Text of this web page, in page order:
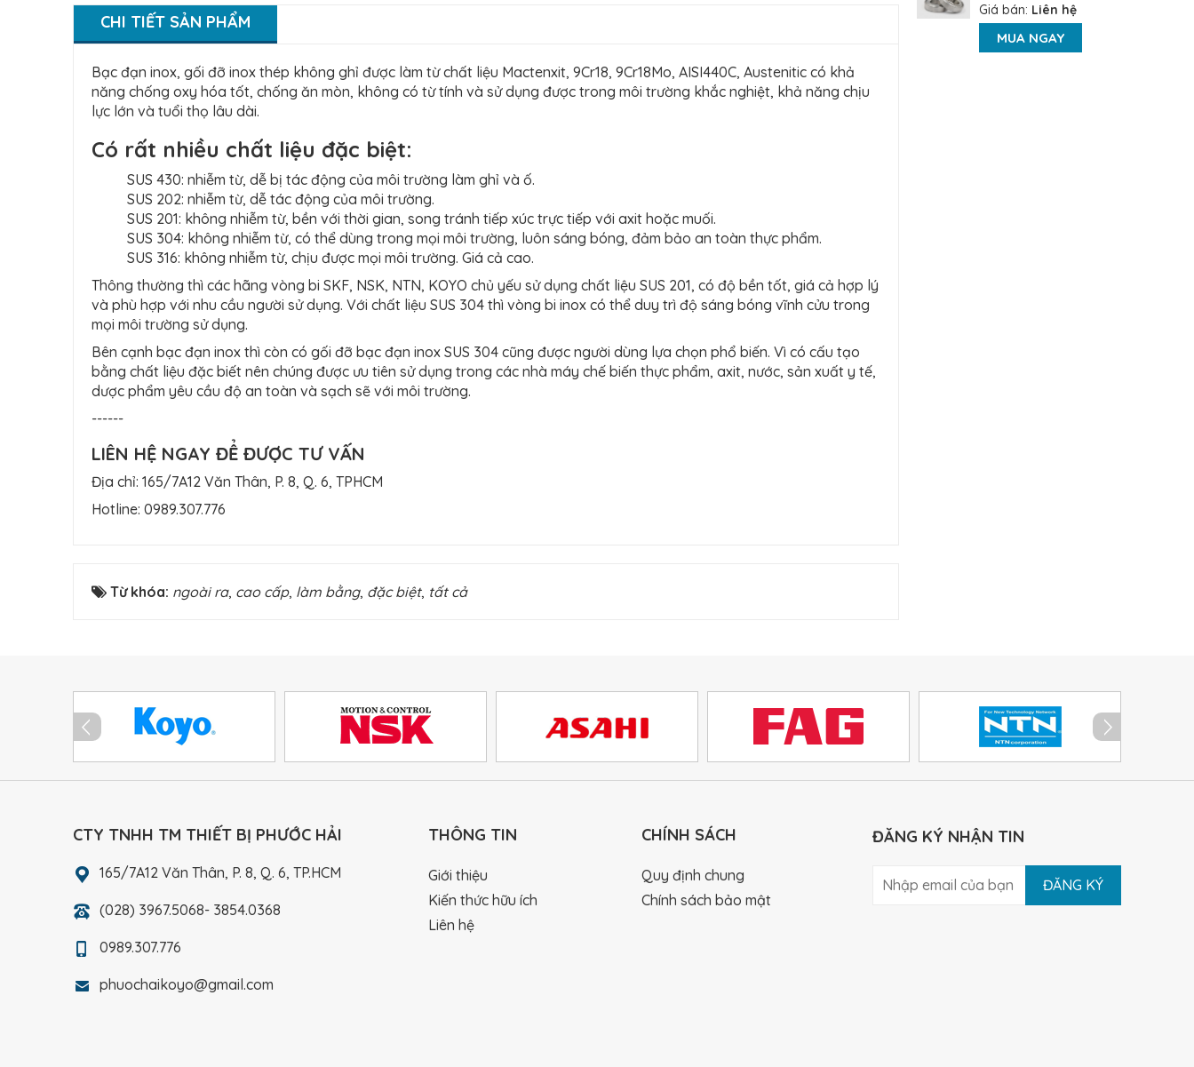
CHI TIẾT SẢN PHẨM
Bạc đạn inox, gối đỡ inox thép không ghỉ được làm từ chất liệu Mactenxit, 9Cr18, 9Cr18Mo, AISI440C, Austenitic có khả
năng chống oxy hóa tốt, chống ăn mòn, không có từ tính và sử dụng được trong môi trường khắc nghiệt, khả năng chịu
lực lớn và tuổi thọ lâu dài.
Có rất nhiều chất liệu đặc biệt:
SUS 430: nhiễm từ, dễ bị tác động của môi trường làm ghỉ và ố.
SUS 202: nhiễm từ, dễ tác động của môi trường.
SUS 201: không nhiễm từ, bền với thời gian, song tránh tiếp xúc trực tiếp với axit hoặc muối.
SUS 304: không nhiễm từ, có thể dùng trong mọi môi trường, luôn sáng bóng, đảm bảo an toàn thực phẩm.
SUS 316: không nhiễm từ, chịu được mọi môi trường. Giá cả cao.
Thông thường thì các hãng vòng bi SKF, NSK, NTN, KOYO chủ yếu sử dụng chất liệu SUS 201, có độ bền tốt, giá cả hợp lý
và phù hợp với nhu cầu người sử dụng. Với chất liệu SUS 304 thì vòng bi inox có thể duy trì độ sáng bóng vĩnh cửu trong
mọi môi trường sử dụng.
Bên cạnh bạc đạn inox thì còn có gối đỡ bạc đạn inox SUS 304 cũng được người dùng lựa chọn phổ biến. Vì có cấu tạo
bằng chất liệu đặc biết nên chúng được ưu tiên sử dụng trong các nhà máy chế biến thực phẩm, axit, nước, sản xuất y tế,
dược phẩm yêu cầu độ an toàn và sạch sẽ với môi trường.
------
LIÊN HỆ NGAY ĐỂ ĐƯỢC TƯ VẤN
Địa chỉ: 165/7A12 Văn Thân, P. 8, Q. 6, TPHCM
Hotline: 0989.307.776
Từ khóa: ngoài ra, cao cấp, làm bằng, đặc biệt, tất cả
Giá bán: Liên hệ
MUA NGAY
CTY TNHH TM THIẾT BỊ PHƯỚC HẢI
165/7A12 Văn Thân, P. 8, Q. 6, TP.HCM
(028) 3967.5068- 3854.0368
0989.307.776
phuochaikoyo@gmail.com
THÔNG TIN
Giới thiệu
Kiến thức hữu ích
Liên hệ
CHÍNH SÁCH
Quy định chung
Chính sách bảo mật
ĐĂNG KÝ NHẬN TIN
ĐĂNG KÝ